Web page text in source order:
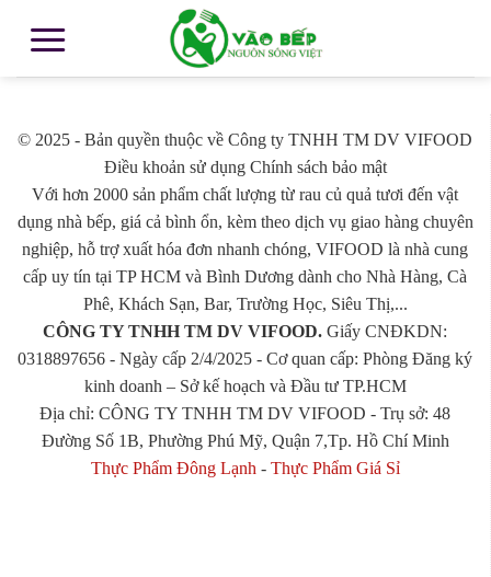
© 2025 - Bản quyền thuộc về Công ty TNHH TM DV VIFOOD
Điều khoản sử dụng Chính sách bảo mật
Với hơn 2000 sản phẩm chất lượng từ rau củ quả tươi đến vật
dụng nhà bếp, giá cả bình ổn, kèm theo dịch vụ giao hàng chuyên
nghiệp, hỗ trợ xuất hóa đơn nhanh chóng, VIFOOD là nhà cung
cấp uy tín tại TP HCM và Bình Dương dành cho Nhà Hàng, Cà
Phê, Khách Sạn, Bar, Trường Học, Siêu Thị,...
CÔNG TY TNHH TM DV VIFOOD. Giấy CNĐKDN:
0318897656 - Ngày cấp 2/4/2025 - Cơ quan cấp: Phòng Đăng ký
kinh doanh – Sở kế hoạch và Đầu tư TP.HCM
Địa chỉ: CÔNG TY TNHH TM DV VIFOOD - Trụ sở: 48
Đường Số 1B, Phường Phú Mỹ, Quận 7,Tp. Hồ Chí Minh
Thực Phẩm Đông Lạnh - Thực Phẩm Giá Sỉ